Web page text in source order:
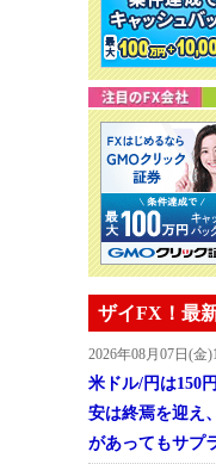
ザイFX！最
2026年08月07日(金
米ドル/円は150
安は終焉を迎え
があってもサプ